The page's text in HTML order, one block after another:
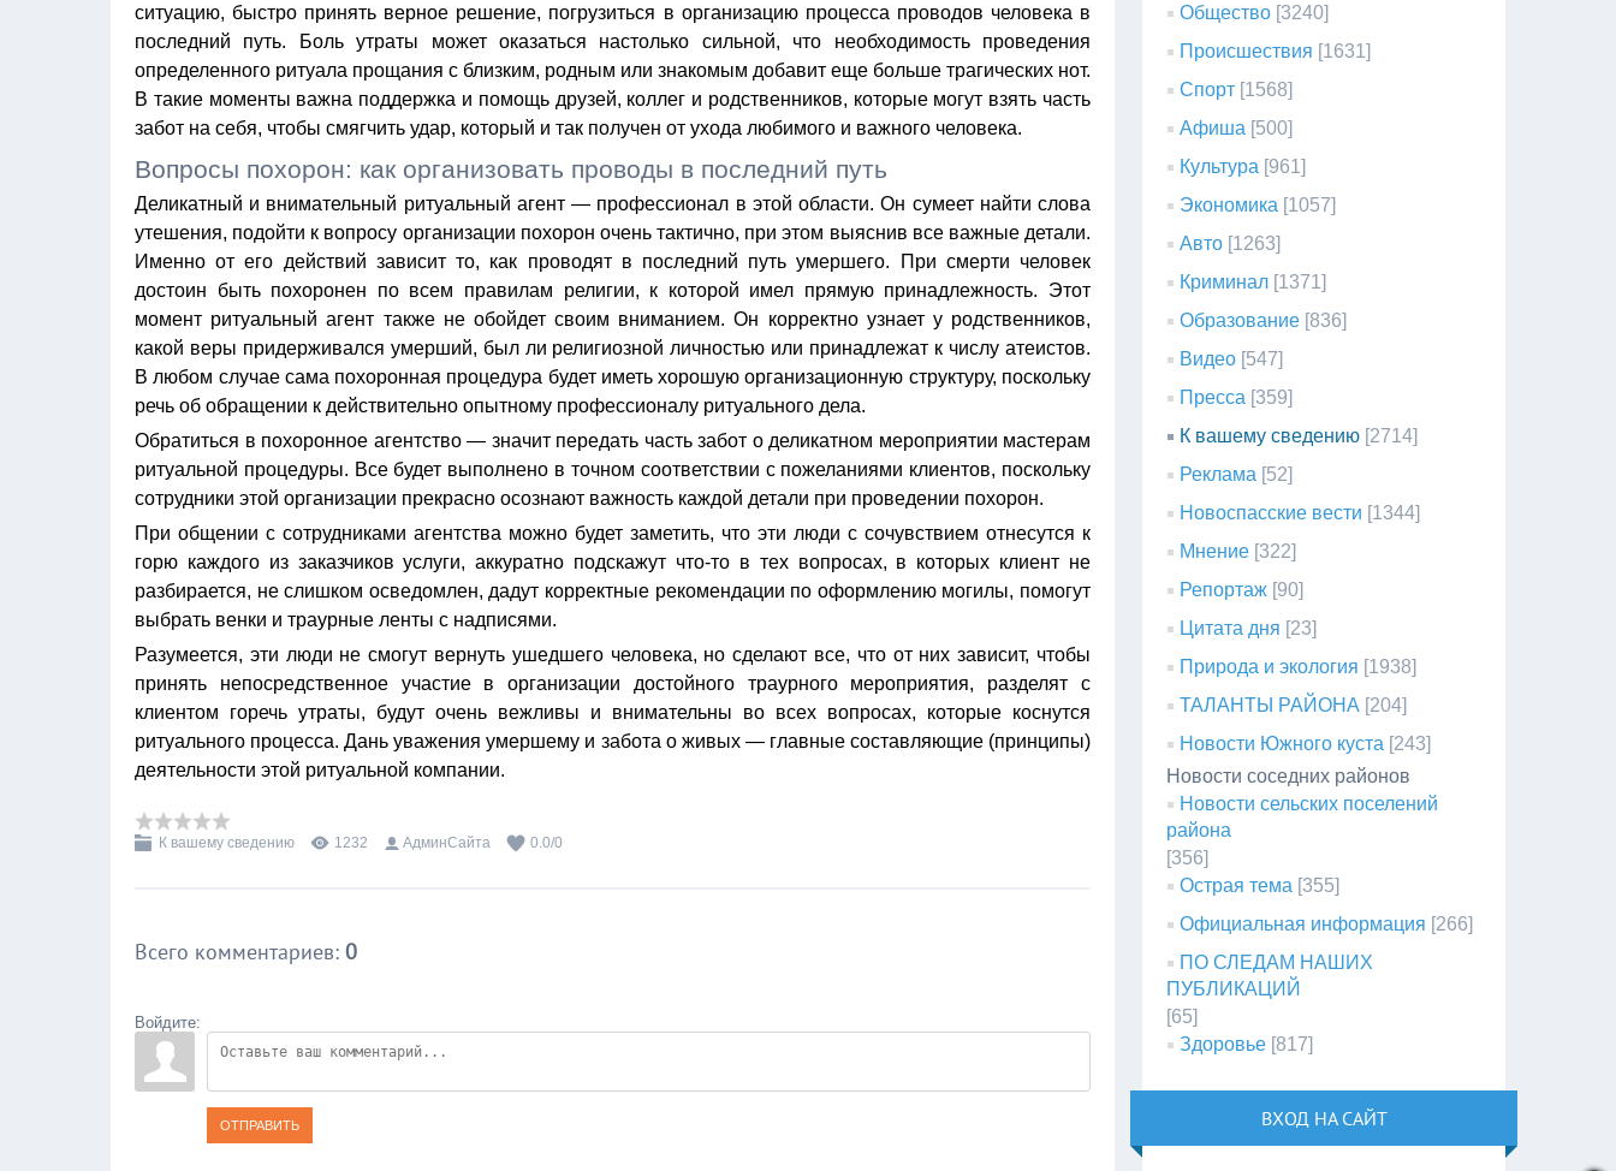
ситуацию, быстро принять верное решение, погрузиться в организацию процесса проводов человека в
последний путь. Боль утраты может оказаться настолько сильной, что необходимость проведения
определенного ритуала прощания с близким, родным или знакомым добавит еще больше трагических нот.
В такие моменты важна поддержка и помощь друзей, коллег и родственников, которые могут взять часть
забот на себя, чтобы смягчить удар, который и так получен от ухода любимого и важного человека.
Вопросы похорон: как организовать проводы в последний путь
Деликатный и внимательный ритуальный агент— профессионал в этой области. Он сумеет найти слова
утешения, подойти к вопросу организации похорон очень тактично, при этом выяснив все важные детали.
Именно от его действий зависит то, как проводят в последний путь умершего. При смерти человек
достоин быть похоронен по всем правилам религии, к которой имел прямую принадлежность. Этот
момент ритуальный агент также не обойдет своим вниманием. Он корректно узнает у родственников,
какой веры придерживался умерший, был ли религиозной личностью или принадлежат к числу атеистов.
В любом случае сама похоронная процедура будет иметь хорошую организационную структуру, поскольку
речь об обращении к действительно опытному профессионалу ритуального дела.
Обратиться в похоронное агентство— значит передать часть забот о деликатном мероприятии мастерам
ритуальной процедуры. Все будет выполнено в точном соответствии с пожеланиями клиентов, поскольку
сотрудники этой организации прекрасно осознают важность каждой детали при проведении похорон.
При общении с сотрудниками агентства можно будет заметить, что эти люди с сочувствием отнесутся к
горю каждого из заказчиков услуги, аккуратно подскажут что-то в тех вопросах, в которых клиент не
разбирается, не слишком осведомлен, дадут корректные рекомендации по оформлению могилы, помогут
выбрать венки и траурные ленты с надписями.
Разумеется, эти люди не смогут вернуть ушедшего человека, но сделают все, что от них зависит, чтобы
принять непосредственное участие в организации достойного траурного мероприятия, разделят с
клиентом горечь утраты, будут очень вежливы и внимательны во всех вопросах, которые коснутся
ритуального процесса. Дань уважения умершему и забота о живых — главные составляющие (принципы)
деятельности этой ритуальной компании.
К вашему сведению 1232 АдминСайта 0.0/0
Всего комментариев: 0
Войдите:
ОТПРАВИТЬ
Общество [3240]
Происшествия [1631]
Спорт [1568]
Афиша [500]
Культура [961]
Экономика [1057]
Авто [1263]
Криминал [1371]
Образование [836]
Видео [547]
Пресса [359]
К вашему сведению [2714]
Реклама [52]
Новоспасские вести [1344]
Мнение [322]
Репортаж [90]
Цитата дня [23]
Природа и экология [1938]
ТАЛАНТЫ РАЙОНА [204]
Новости Южного куста [243]
Новости соседних районов
Новости сельских поселений
района
[356]
Острая тема [355]
Официальная информация [266]
ПО СЛЕДАМ НАШИХ
ПУБЛИКАЦИЙ
[65]
Здоровье [817]
ВХОД НА САЙТ